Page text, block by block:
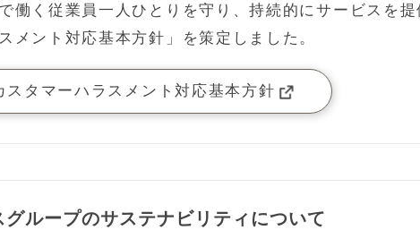
働く従業員一人ひとりを守り、持続的にサービスを
メント対応基本方針」を策定しました。
スタマーハラスメント対応基本方針
グループのサステナビリティについて